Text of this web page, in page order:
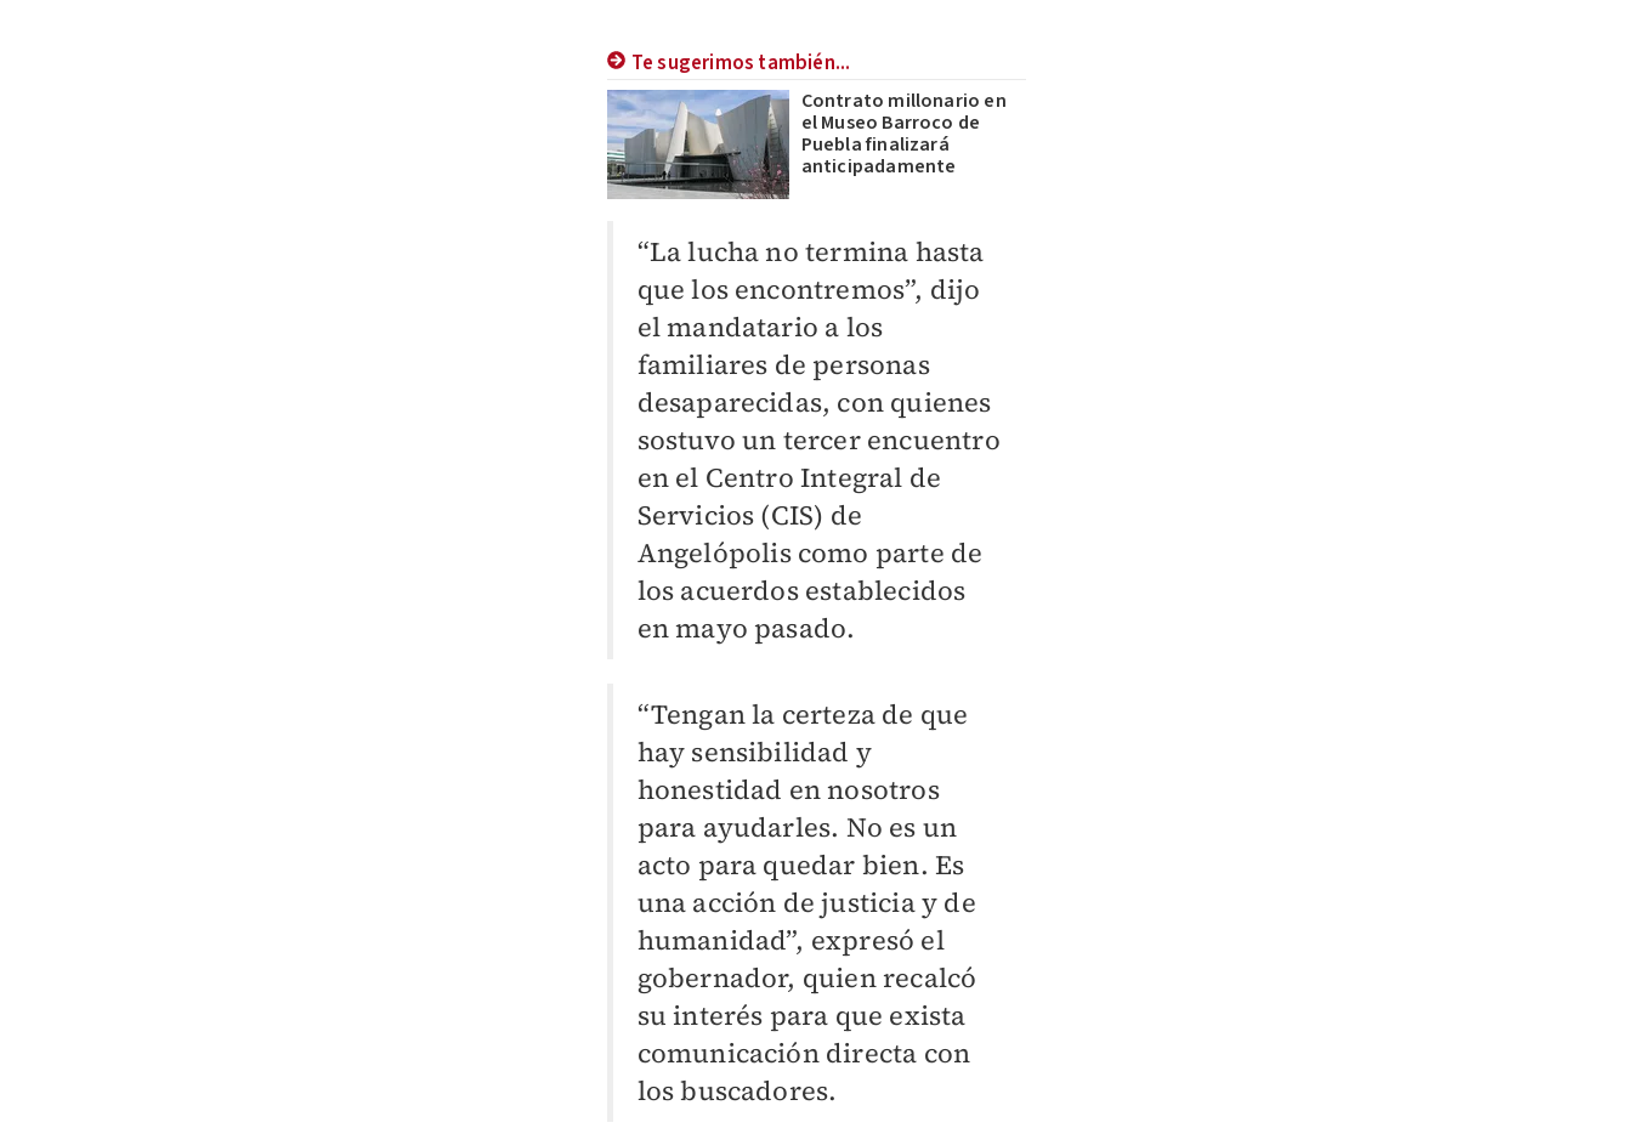
Te sugerimos también...
Contrato millonario en
el Museo Barroco de
Puebla finalizará
anticipadamente
“La lucha no termina hasta
que los encontremos”, dijo
el mandatario a los
familiares de personas
desaparecidas, con quienes
sostuvo un tercer encuentro
en el Centro Integral de
Servicios (CIS) de
Angelópolis como parte de
los acuerdos establecidos
en mayo pasado.
“Tengan la certeza de que
hay sensibilidad y
honestidad en nosotros
para ayudarles. No es un
acto para quedar bien. Es
una acción de justicia y de
humanidad”, expresó el
gobernador, quien recalcó
su interés para que exista
comunicación directa con
los buscadores.